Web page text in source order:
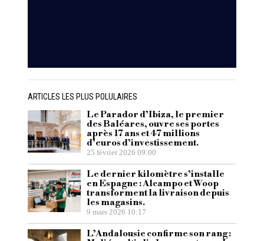
ARTICLES LES PLUS POLULAIRES
Le Parador d’Ibiza, le premier
des Baléares, ouvre ses portes
après 17 ans et 47 millions
d’euros d’investissement.
25 février 2026 09:00
Le dernier kilomètre s’installe
en Espagne : Alcampo et Woop
transforment la livraison depuis
les magasins.
9 mars 2026 10:17
L’Andalousie confirme son rang :